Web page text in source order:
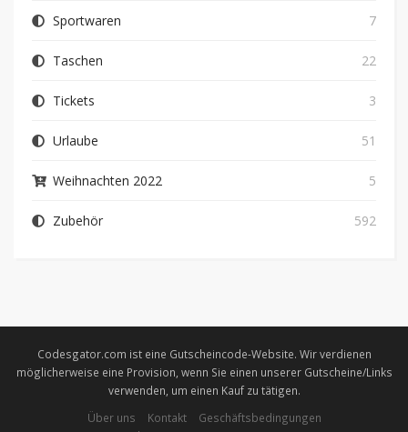
Sportwaren 7
Taschen 22
Tickets 3
Urlaube 51
Weihnachten 2022 5
Zubehör 592
Codesgator.com ist eine Gutscheincode-Website. Wir verdienen
möglicherweise eine Provision, wenn Sie einen unserer Gutscheine/Links
verwenden, um einen Kauf zu tätigen.
Über uns
Kontakt
Geschäftsbedingungen